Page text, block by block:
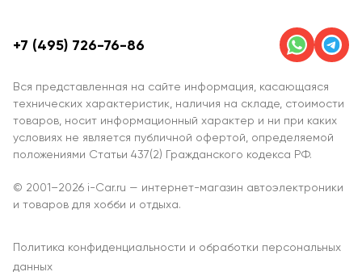
Вся представленная на сайте информация, касающаяся
технических характеристик, наличия на складе, стоимости
товаров, носит информационный характер и ни при каких
условиях не является публичной офертой, определяемой
положениями Статьи 437(2) Гражданского кодекса РФ.
+7 (495) 726-76-86
© 2001–2026 i-Car.ru — интернет-магазин автоэлектроники
и товаров для хобби и отдыха.
Политика конфиденциальности и обработки персональных
данных